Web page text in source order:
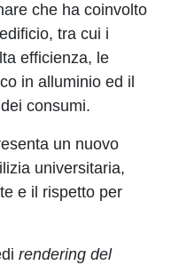
che ha coinvolto
tra cui i
efficienza, le
in alluminio ed il
consumi.
un nuovo
universitaria,
e il rispetto per
rendering del